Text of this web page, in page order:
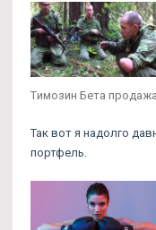
Tимозин Бета
Так вот я надолго
портфель.